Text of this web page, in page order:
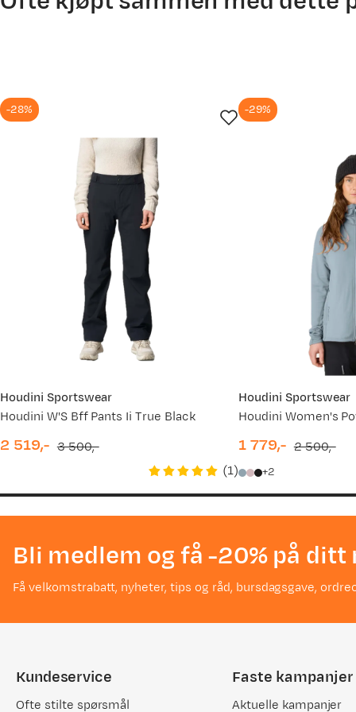
Houdini Sportswear
Houdini W'S Bff Pants Ii True Black
-28%
2 519,- 3 500,-
(1)
Houdini Sportswear
-29%
price
1 779,-
price
2 500,-
2
Bli medlem og få -20% på
Få velkomstrabatt, nyheter, tips og råd, bursdagsgave,
Kundeservice
Ofte stilte spørsmål
Faste kampanjer
Aktuelle kampanjer